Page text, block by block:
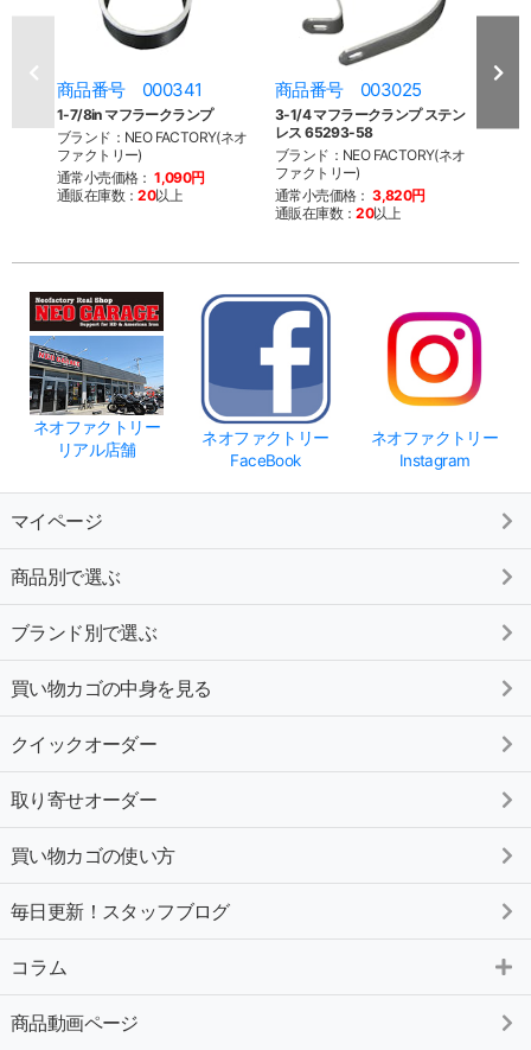
商品番号 000341
1-7/8in マフラークランプ
ブランド：NEO FACTORY(ネオ
ファクトリー)
通常小売価格： 1,090円
通販在庫数：20以上
商品番号 003025
3-1/4 マフラークランプ ステン
レス 65293-58
ブランド：NEO FACTORY(ネオ
ファクトリー)
通常小売価格： 3,820円
通販在庫数：20以上
ラン
ネオファクトリー
リアル店舗
ネオファクトリー
FaceBook
ネオファクトリー
Instagram
マイページ
商品別で選ぶ
ブランド別で選ぶ
買い物カゴの中身を見る
クイックオーダー
取り寄せオーダー
買い物カゴの使い方
毎日更新！スタッフブログ
コラム
商品動画ページ